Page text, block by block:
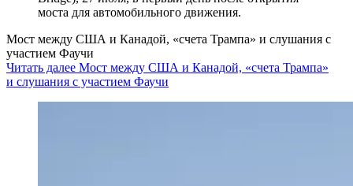
Мост между США и Канадой, «счета Трампа» и слушания с
участием Фаучи
Читать далее Мост между США и Канадой, «счета Трампа»
и слушания с участием Фаучи